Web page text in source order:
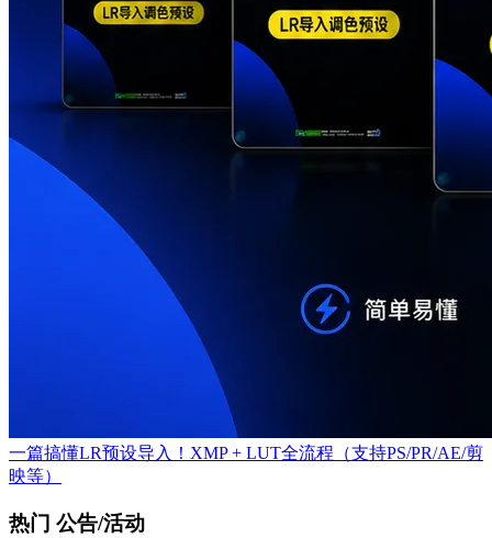
一篇搞懂LR预设导入！XMP + LUT全流程（支持PS/PR/AE/剪
映等）
热门 公告/活动